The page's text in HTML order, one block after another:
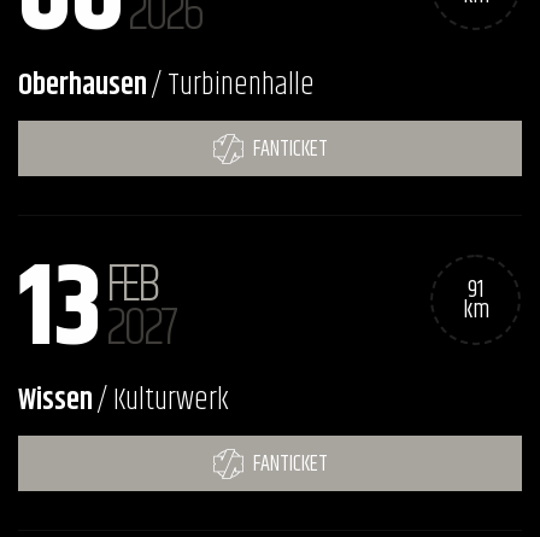
Oberhausen/ Turbinenhalle
FANTICKET
13FEB
2027 91
km
Wissen/ Kulturwerk
FANTICKET